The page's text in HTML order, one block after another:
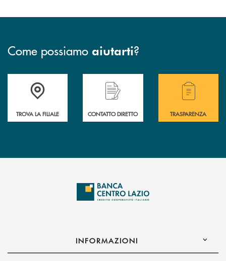
Come possiamo aiutarti?
Accedi all'elenco completo delle filiali .
TROVA LA FILIALE
Hai bisogno di assistenza immediata o vuoi
CONTATTO DIRETTO
Hai bisogno di
TRASPARENZA
INFORMAZIONI